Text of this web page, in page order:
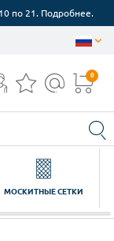
по 21. Подробнее.
0
МОСКИТНЫЕ СЕТКИ